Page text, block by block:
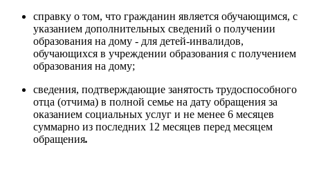
справку о том, что гражданин является обучающимся, с
указанием дополнительных сведений о получении
образования на дому - для детей-инвалидов,
обучающихся в учреждении образования с получением
образования на дому;
сведения, подтверждающие занятость трудоспособного
отца (отчима) в полной семье на дату обращения за
оказанием социальных услуг и не менее 6 месяцев
суммарно из последних 12 месяцев перед месяцем
обращения.